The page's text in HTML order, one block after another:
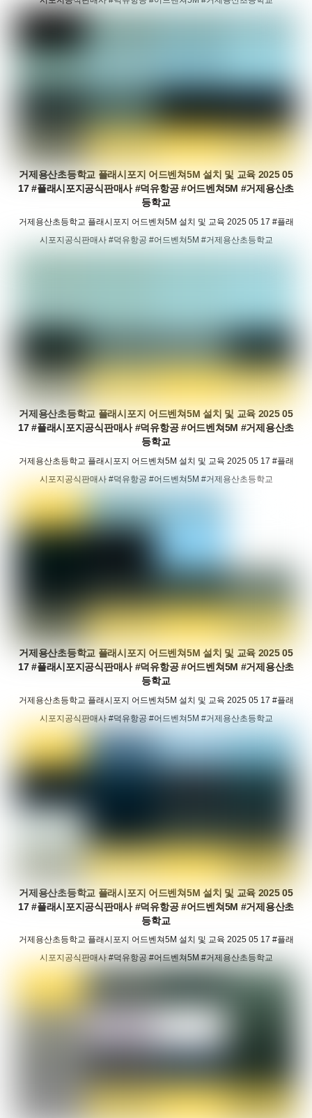
거제용산초등학교 플래시포지 어드벤쳐5M 설치 및 교육 2025 05
17 #플래시포지공식판매사 #덕유항공 #어드벤쳐5M #거제용산초
등학교
거제용산초등학교 플래시포지 어드벤쳐5M 설치 및 교육 2025 05 17 #플래
시포지공식판매사 #덕유항공 #어드벤쳐5M #거제용산초등학교
거제용산초등학교 플래시포지 어드벤쳐5M 설치 및 교육 2025 05
17 #플래시포지공식판매사 #덕유항공 #어드벤쳐5M #거제용산초
등학교
거제용산초등학교 플래시포지 어드벤쳐5M 설치 및 교육 2025 05 17 #플래
시포지공식판매사 #덕유항공 #어드벤쳐5M #거제용산초등학교
거제용산초등학교 플래시포지 어드벤쳐5M 설치 및 교육 2025 05
17 #플래시포지공식판매사 #덕유항공 #어드벤쳐5M #거제용산초
등학교
거제용산초등학교 플래시포지 어드벤쳐5M 설치 및 교육 2025 05 17 #플래
시포지공식판매사 #덕유항공 #어드벤쳐5M #거제용산초등학교
거제용산초등학교 플래시포지 어드벤쳐5M 설치 및 교육 2025 05
17 #플래시포지공식판매사 #덕유항공 #어드벤쳐5M #거제용산초
등학교
거제용산초등학교 플래시포지 어드벤쳐5M 설치 및 교육 2025 05 17 #플래
시포지공식판매사 #덕유항공 #어드벤쳐5M #거제용산초등학교